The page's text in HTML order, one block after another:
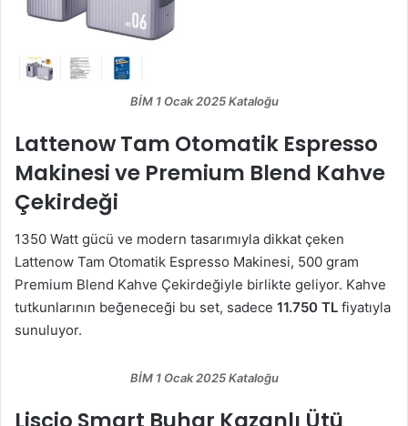
BİM 1 Ocak 2025 Kataloğu
Lattenow Tam Otomatik Espresso
Makinesi ve Premium Blend Kahve
Çekirdeği
1350 Watt gücü ve modern tasarımıyla dikkat çeken
Lattenow Tam Otomatik Espresso Makinesi, 500 gram
Premium Blend Kahve Çekirdeğiyle birlikte geliyor. Kahve
tutkunlarının beğeneceği bu set, sadece 11.750 TL fiyatıyla
sunuluyor.
BİM 1 Ocak 2025 Kataloğu